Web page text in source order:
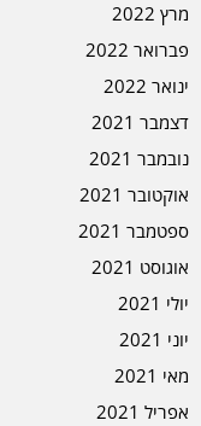
מרץ 2022
פברואר 2022
ינואר 2022
דצמבר 2021
נובמבר 2021
אוקטובר 2021
ספטמבר 2021
אוגוסט 2021
יולי 2021
יוני 2021
מאי 2021
אפריל 2021